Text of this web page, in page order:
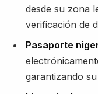
desde su zona
verificación de
Pasaporte
garantizando